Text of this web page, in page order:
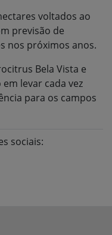
voltados ao
previsão de
nos próximos anos.
Bela Vista e
levar cada vez
para os campos
sociais: